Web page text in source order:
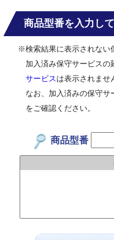
商品型番を入力し
※検索結果に表示されない
加入済み保守サービスの
サービス は表示されませ
なお、加入済みの保守サ
をご確認ください。
商品型番